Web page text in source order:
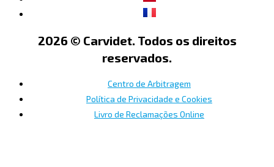
2026 © Carvidet. Todos os direitos
reservados.
Centro de Arbitragem
Política de Privacidade e Cookies
Livro de Reclamações Online